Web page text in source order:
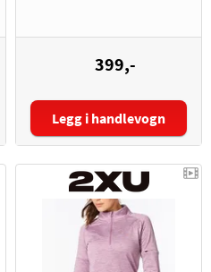
399,-
Størrelse:
Legg i handlevogn